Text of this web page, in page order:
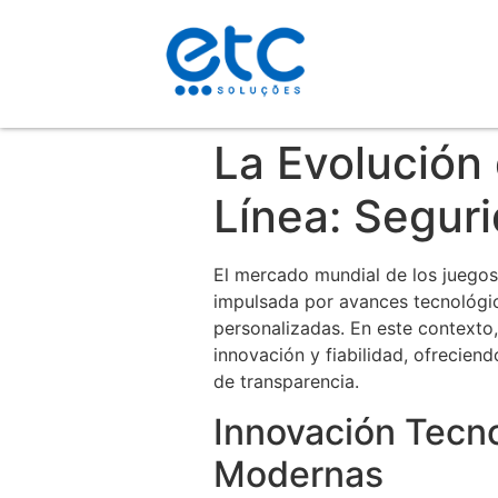
La
Línea:
El mercado mundial de los
impulsada por avances
personalizadas. En este
innovación y fiabilidad,
de transparencia.
Innovación
Modernas